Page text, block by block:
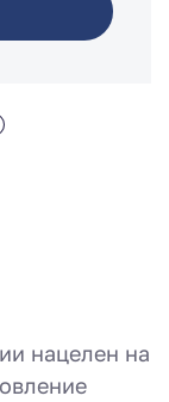
нацелен на